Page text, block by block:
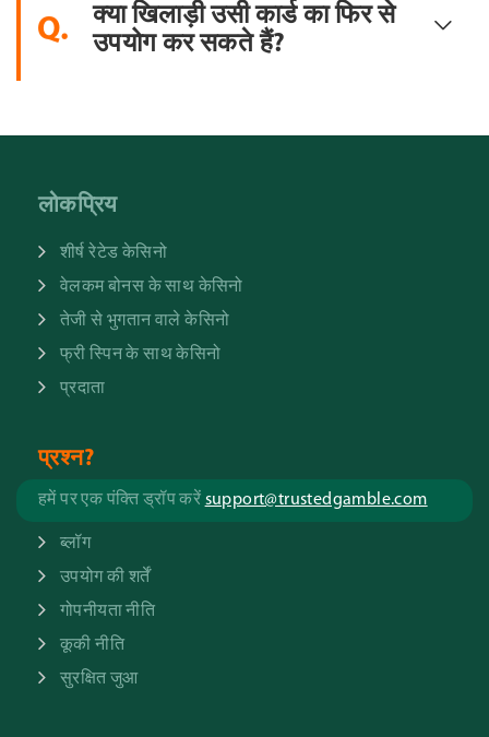
Q.
क्या खिलाड़ी उसी कार्ड का फिर से
उपयोग कर सकते हैं?
लोकप्रिय
शीर्ष रेटेड केसिनो
वेलकम बोनस के साथ केसिनो
तेजी से भुगतान वाले केसिनो
फ्री स्पिन के साथ केसिनो
प्रदाता
प्रश्न?
हमें पर एक पंक्ति ड्रॉप करें support@trustedgamble.com
ब्लॉग
उपयोग की शर्तें
गोपनीयता नीति
कूकी नीति
सुरक्षित जुआ